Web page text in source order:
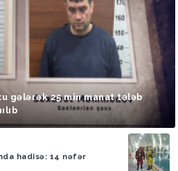
gələrək 25 min manat tələb
hadisə: 14 nəfər